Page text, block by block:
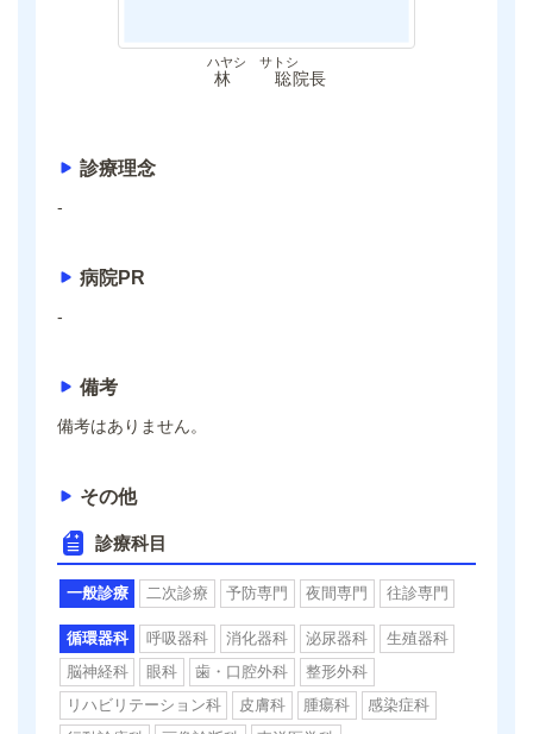
林 聡
ハヤシ サトシ
院長
診療理念
-
病院PR
-
備考
備考はありません。
その他
診療科目
一般診療 二次診療 予防専門 夜間専門 往診専門
循環器科 呼吸器科 消化器科 泌尿器科
生殖器科
脳神経科
眼科 歯・口腔外科
整形外科
リハビリテーション科
皮膚科 腫瘍科
感染症科